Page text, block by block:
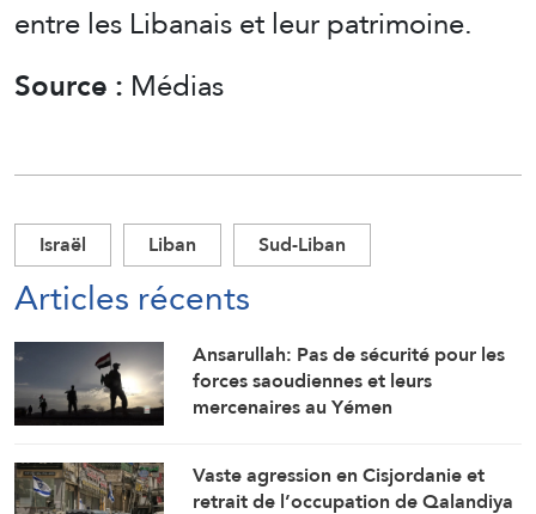
entre les Libanais et leur patrimoine.
Source : Médias
Israël Liban Sud-Liban
Articles récents
Ansarullah: Pas de sécurité pour les
forces saoudiennes et leurs
mercenaires au Yémen
Vaste agression en Cisjordanie et
retrait de l’occupation de Qalandiya